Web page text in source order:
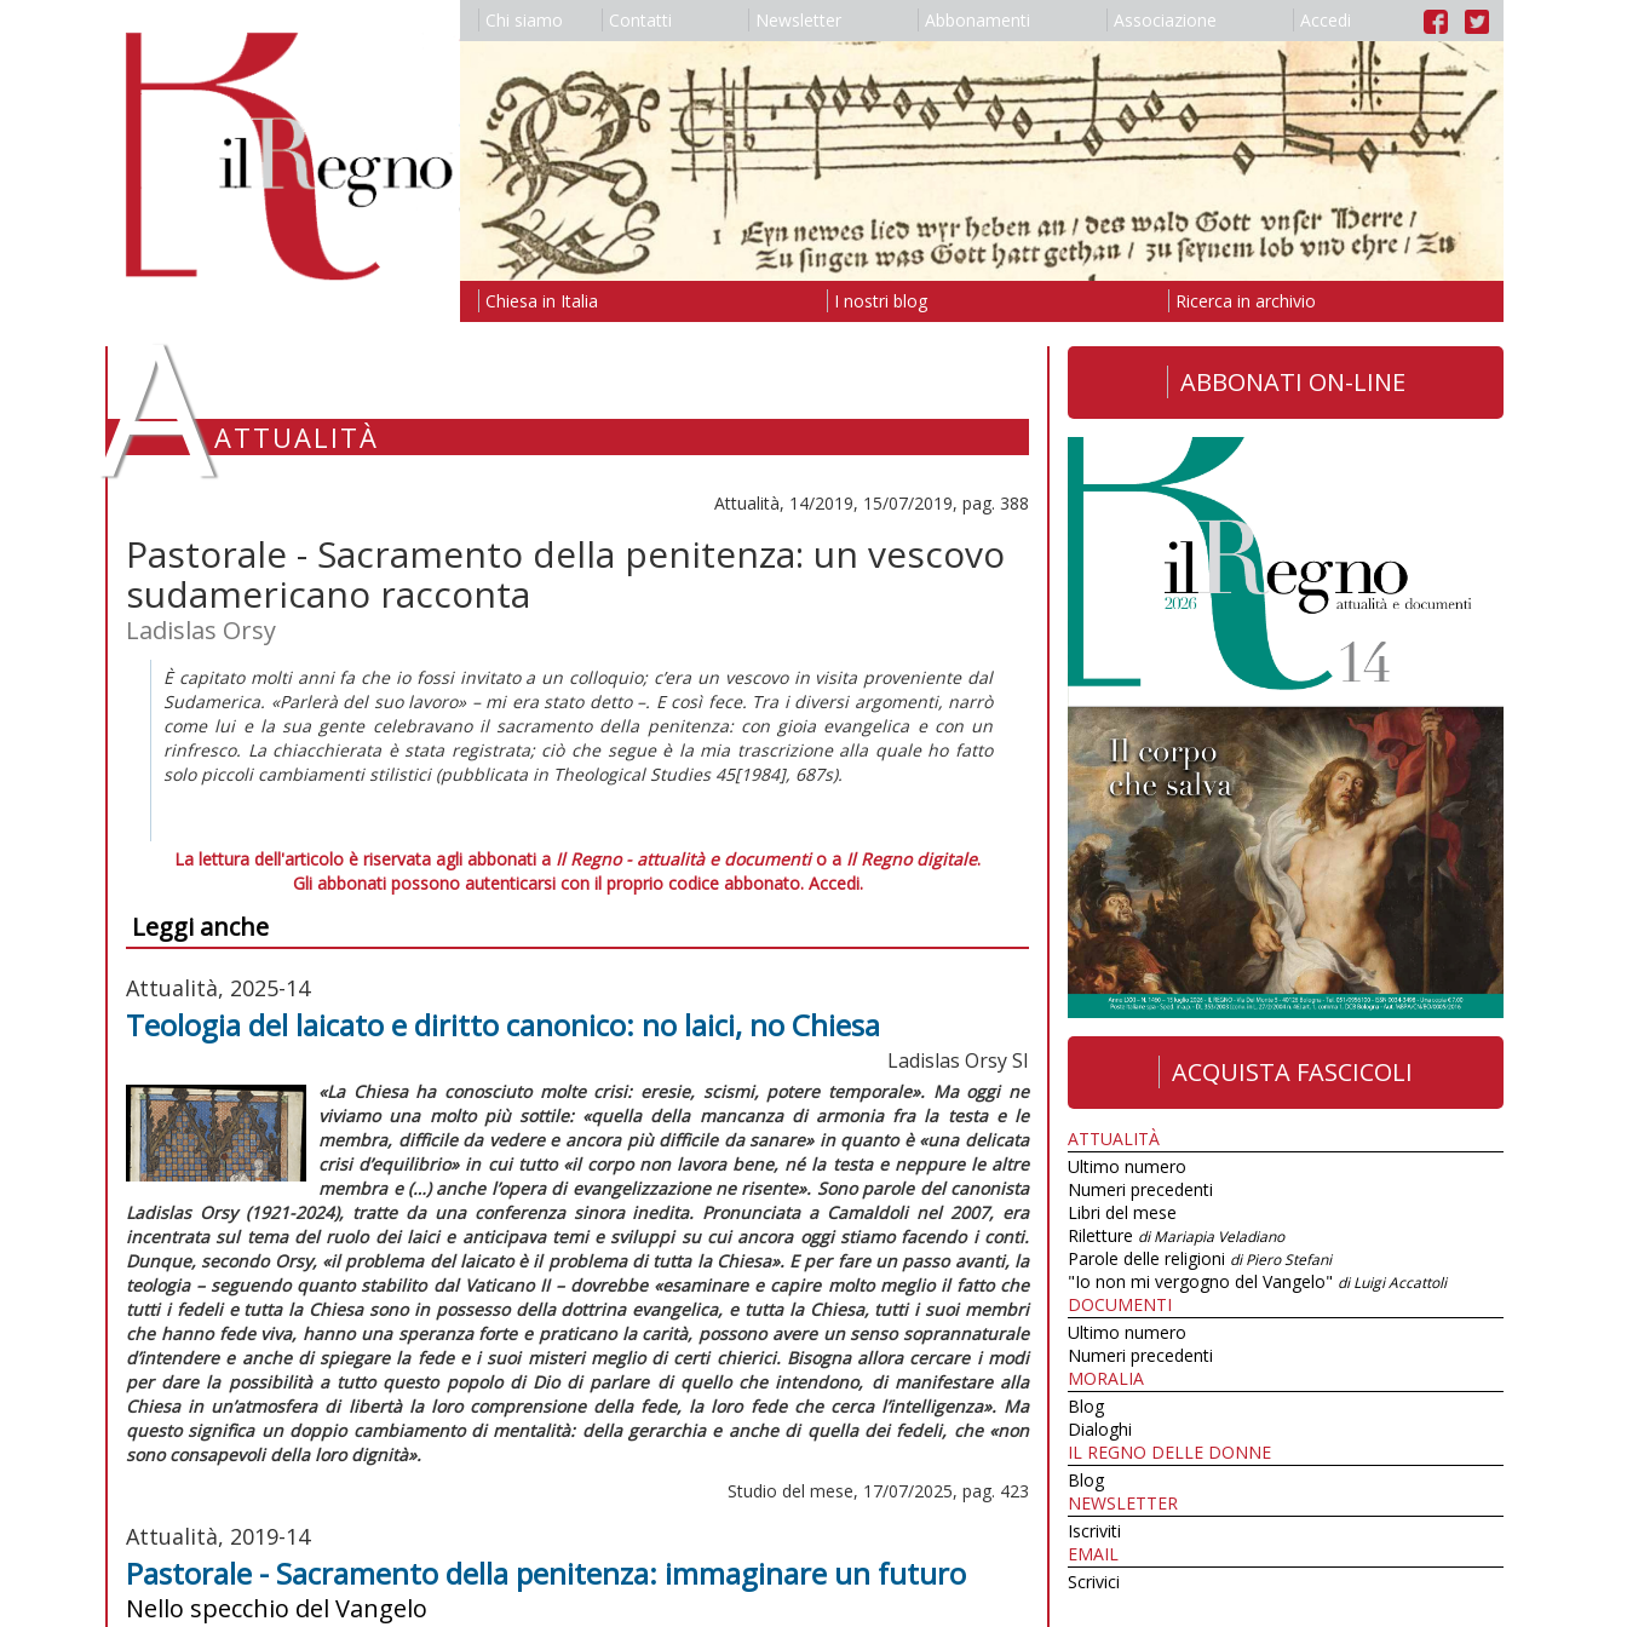
Chi siamo Contatti Newsletter Abbonamenti Associazione Accedi
Chiesa in Italia I nostri blog Ricerca in archivio
AATTUALITÀ
Attualità, 14/2019, 15/07/2019, pag. 388
Pastorale - Sacramento della penitenza: un vescovo
sudamericano racconta
Ladislas Orsy
È capitato molti anni fa che io fossi invitato a un colloquio; c’era un vescovo in visita proveniente dal
Sudamerica. «Parlerà del suo lavoro» – mi era stato detto –. E così fece. Tra i diversi argomenti, narrò
come lui e la sua gente celebravano il sacramento della penitenza: con gioia evangelica e con un
rinfresco. La chiacchierata è stata registrata; ciò che segue è la mia trascrizione alla quale ho fatto
solo piccoli cambiamenti stilistici (pubblicata in Theological Studies45[1984], 687s).
La lettura dell'articolo è riservata agli abbonati a Il Regno - attualità e documentio a Il Regno digitale.
Gli abbonati possono autenticarsi con il proprio codice abbonato. Accedi.
Leggi anche
Attualità, 2025-14
Teologia del laicato e diritto canonico: no laici, no Chiesa
Ladislas Orsy SI
«La Chiesa ha conosciuto molte crisi: eresie, scismi, potere temporale». Ma oggi ne
viviamo una molto più sottile: «quella della mancanza di armonia fra la testa e le
membra, difficile da vedere e ancora più difficile da sanare» in quanto è «una delicata
crisi d’equilibrio» in cui tutto «il corpo non lavora bene, né la testa e neppure le altre
membra e (…) anche l’opera di evangelizzazione ne risente». Sono parole del canonista
Ladislas Orsy (1921-2024), tratte da una conferenza sinora inedita. Pronunciata a Camaldoli nel 2007, era
incentrata sul tema del ruolo dei laici e anticipava temi e sviluppi su cui ancora oggi stiamo facendo i conti.
Dunque, secondo Orsy, «il problema del laicato è il problema di tutta la Chiesa». E per fare un passo avanti, la
teologia – seguendo quanto stabilito dal Vaticano II – dovrebbe «esaminare e capire molto meglio il fatto che
tutti i fedeli e tutta la Chiesa sono in possesso della dottrina evangelica, e tutta la Chiesa, tutti i suoi membri
che hanno fede viva, hanno una speranza forte e praticano la carità, possono avere un senso soprannaturale
d’intendere e anche di spiegare la fede e i suoi misteri meglio di certi chierici. Bisogna allora cercare i modi
per dare la possibilità a tutto questo popolo di Dio di parlare di quello che intendono, di manifestare alla
Chiesa in un’atmosfera di libertà la loro comprensione della fede, la loro fede che cerca l’intelligenza». Ma
questo significa un doppio cambiamento di mentalità: della gerarchia e anche di quella dei fedeli, che «non
sono consapevoli della loro dignità».
Studio del mese, 17/07/2025, pag. 423
Attualità, 2019-14
Pastorale - Sacramento della penitenza: immaginare un futuro
Nello specchio del Vangelo
ABBONATI ON-LINE
ACQUISTA FASCICOLI
ATTUALITÀ
Ultimo numero
Numeri precedenti
Libri del mese
Riletture di Mariapia Veladiano
Parole delle religioni di Piero Stefani
"Io non mi vergogno del Vangelo" di Luigi Accattoli
DOCUMENTI
Ultimo numero
Numeri precedenti
MORALIA
Blog
Dialoghi
IL REGNO DELLE DONNE
Blog
NEWSLETTER
Iscriviti
EMAIL
Scrivici